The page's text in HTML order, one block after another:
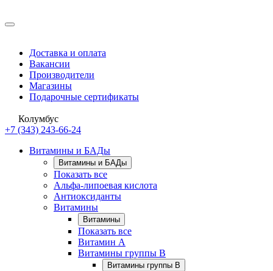
Доставка и оплата
Вакансии
Производители
Магазины
Подарочные сертификаты
Колумбус
+7 (343) 243-66-24
Витамины и БАДы
Витамины и БАДы
Показать все
Альфа-липоевая кислота
Антиоксиданты
Витамины
Витамины
Показать все
Витамин A
Витамины группы B
Витамины группы B